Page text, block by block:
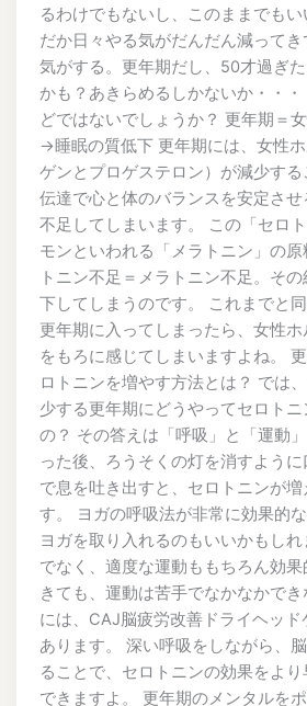
るわけでもないし、このままでも
だか日々やる気がだんだん減って
気がする。更年期だし、50才過ぎ
かも？あきらめるしかないか・・
どではないでしょうか？ 更年期＝
→睡眠の質低下 更年期には、女性
ゲンとプロゲステロン）が減少す
伝達で心と体のバランスを安定さ
不足してしまいます。 この「セロ
モンといわれる「メラトニン」の
トニン不足＝メラトニン不足。そ
下してしまうのです。 これまでと
更年期に入ってしまったら、女性
をもろに感じてしまいますよね。
ロトニンを増やす方法とは？ では
少する更年期にどうやってセロト
の？ その答えは「呼吸」と「運動
った後、ろうそくの灯を消すよう
で息を吐き出すと、セロトニンが
す。 ヨガの呼吸法が非常に効果的
ヨガを取り入れるのもいいかもし
でなく、適度な運動ももちろん効
きても、運動は苦手でなかなかで
には、CAJ脳疲労改善ドライヘッド
あります。 深い呼吸をしながら、
ることで、セロトニンの効果をよ
できますよ。 更年期のメンタルを